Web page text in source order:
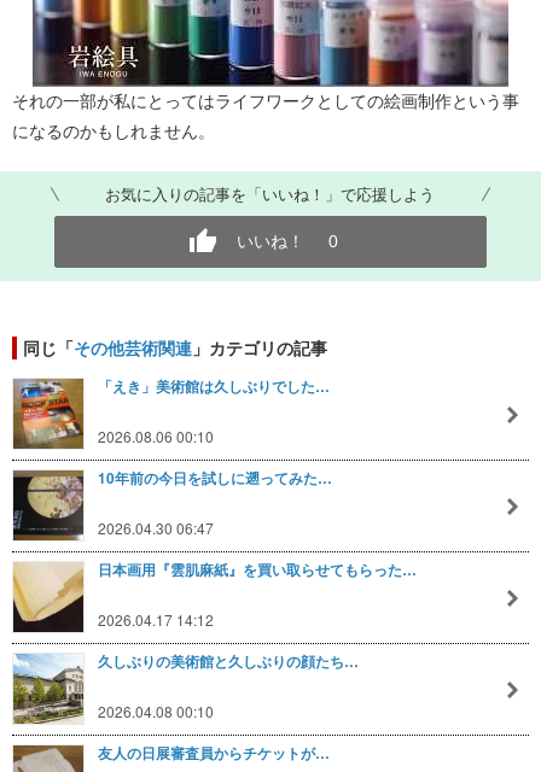
それの一部が私にとってはライフワークとしての絵画制作という事
になるのかもしれません。
お気に入りの記事を「いいね！」で応援しよう
いいね！ 0
同じ「その他芸術関連 」カテゴリの記事
「えき」美術館は久しぶりでした…
2026.08.06 00:10
10年前の今日を試しに遡ってみた…
2026.04.30 06:47
日本画用『雲肌麻紙』を買い取らせてもらった…
2026.04.17 14:12
久しぶりの美術館と久しぶりの顔たち…
2026.04.08 00:10
友人の日展審査員からチケットが…